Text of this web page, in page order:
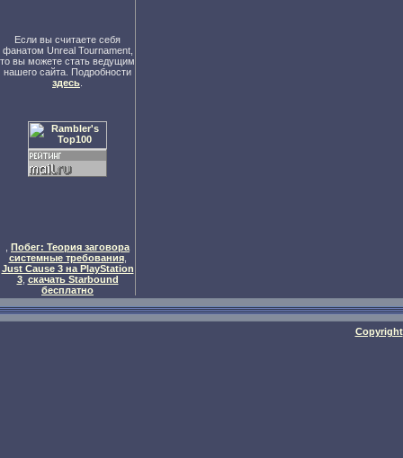
Если вы считаете себя
фанатом Unreal Tournament,
то вы можете стать ведущим
нашего сайта. Подробности
здесь
Побег: Теория заговора
системные требования,
Just Cause 3 на PlayStation
3, скачать Starbound
бесплатно
Copyright